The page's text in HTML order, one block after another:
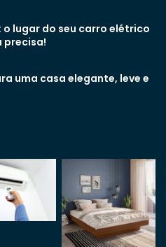
o lugar do seu carro elétrico
precisa!
uma casa elegante, leve e